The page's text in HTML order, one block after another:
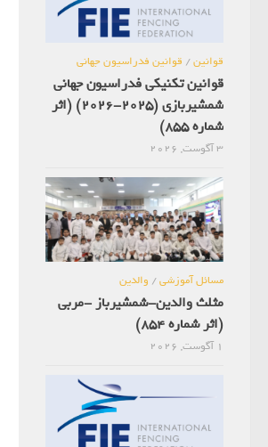
قوانین/ قوانین فدراسیون جهانی
قوانین تکنیکی فدراسیون جهانی
شمشیربازی (2025-2026) (اثر
شماره 855)
3 آگوست, 2026
مسائل آموزشی/ والدین
مثلث والدین-شمشیرباز -مربی
(اثر شماره 854)
1 آگوست, 2026